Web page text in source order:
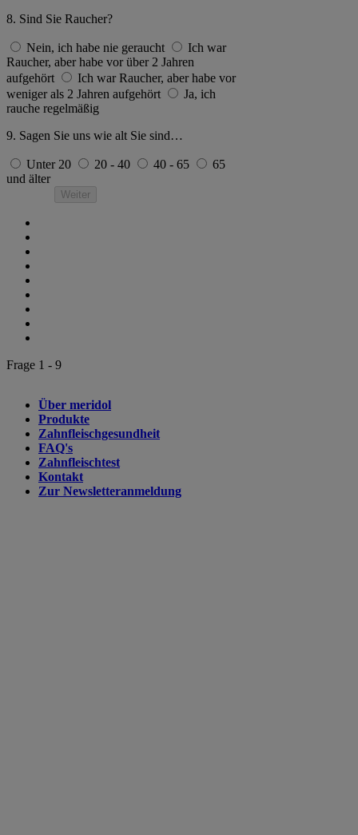
8. Sind Sie Raucher?
Nein, ich habe nie geraucht
Ich war
Raucher, aber habe vor über 2 Jahren
aufgehört
Ich war Raucher, aber habe vor
weniger als 2 Jahren aufgehört
Ja, ich
rauche regelmäßig
9. Sagen Sie uns wie alt Sie sind…
Unter 20 20 - 40 40 - 65
65
und älter
Weiter
Frage 1 - 9
Über meridol
Produkte
Zahnfleischgesundheit
FAQ's
Zahnfleischtest
Kontakt
Zur Newsletteranmeldung